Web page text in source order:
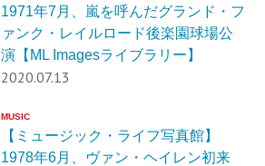
1971年7月、嵐を呼んだグランド・フ
ァンク・レイルロード後楽園球場公
演【ML Imagesライブラリー】
2020.07.13
MUSIC
【ミュージック・ライフ写真館】
1978年6月、ヴァン・ヘイレン初来